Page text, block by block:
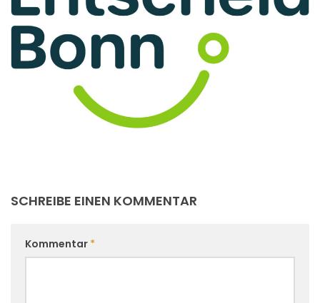
SCHREIBE EINEN KOMMENTAR
Kommentar *